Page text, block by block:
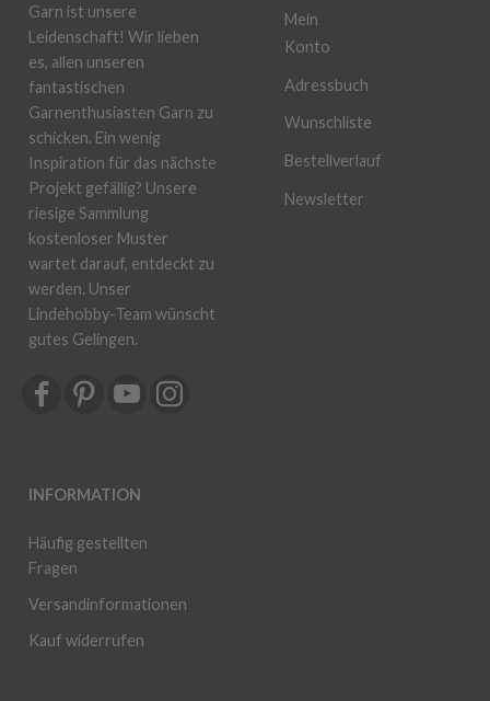
Garn ist unsere
Leidenschaft! Wir lieben
es, allen unseren
fantastischen
Garnenthusiasten Garn zu
schicken. Ein wenig
Inspiration für das nächste
Projekt gefällig? Unsere
riesige Sammlung
kostenloser Muster
wartet darauf, entdeckt zu
werden. Unser
Lindehobby-Team wünscht
gutes Gelingen.
INFORMATION
Häufig gestellten
Fragen
Versandinformationen
Kauf widerrufen
Mein
Konto
Adressbuch
Wunschliste
Bestellverlauf
Newsletter